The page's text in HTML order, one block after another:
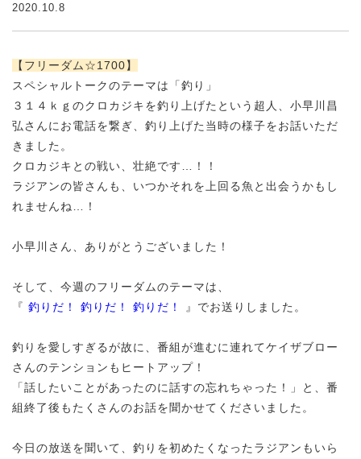
2020.10.8
【フリーダム☆1700】
スペシャルトークのテーマは「釣り」
３１４ｋｇのクロカジキを釣り上げたという超人、 小早川昌
弘さんにお電話を繋ぎ、 釣り上げた当時の様子をお話いただ
きました。
クロカジキとの戦い、壮絶です…！！
ラジアンの皆さんも、いつかそれを上回る魚と出会うかもし
れませんね…！
小早川さん、 ありがとうございました！
そして、今週のフリーダムのテーマは、
『 釣りだ！ 釣りだ！ 釣りだ！ 』でお送りしました。
釣りを愛しすぎるが故に、 番組が進むに連れてケイザブロー
さんのテンションもヒートアップ！
「話したいことがあったのに話すの忘れちゃった！」と、番
組終了後もたくさんのお話を聞かせてくださいました。
今日の放送を聞いて、釣りを初めたくなったラジアンもいら